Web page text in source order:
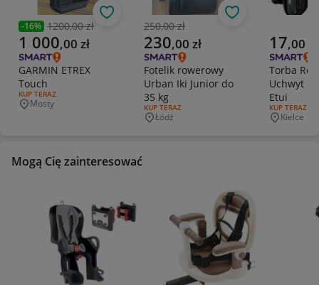
Poprzednia cena
-16% 1200,00 zł
Aktualna cena
1 000,00 zł
GARMIN ETREX
Touch
RODZAJ OFERTY:
KUP TERAZ
Miejscowość
Mosty
Obserwuj
Poprzednia cena
250,00 zł
Aktualna cena
230,00 zł
Fotelik rowerowy
Urban Iki Junior do
35 kg
RODZAJ OFERTY:
KUP TERAZ
Miejscowość
Łódź
Obserwuj
Aktualna
17,00
Torba
Uchwyt
Etui
RODZAJ
KUP TERAZ
Kielce
Mogą Cię zainteresować